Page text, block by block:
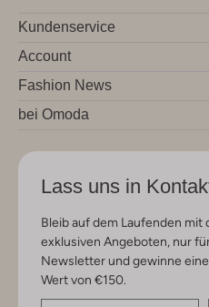
Kundenservice
Account
Fashion News
bei Omoda
Lass uns in
Bleib auf dem Laufenden
exklusiven Angeboten, nur
Newsletter und gewinne
Wert von €150.